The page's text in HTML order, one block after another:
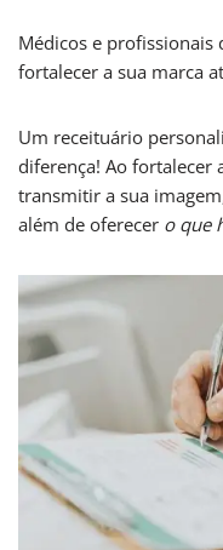
Médicos e profissionais
fortalecer a sua marca
Um receituário
diferença! Ao fortalecer
transmitir a sua
além de oferecer o que